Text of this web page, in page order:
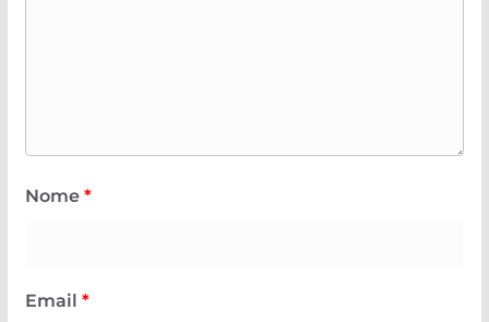
Nome *
Email *